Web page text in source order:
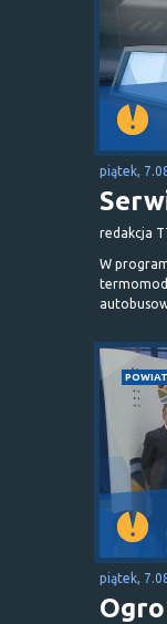
piątek,
redakcja
W
piątek,